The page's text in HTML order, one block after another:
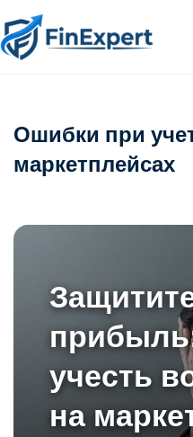
Ошибки при
маркетплейсах
учесть
на